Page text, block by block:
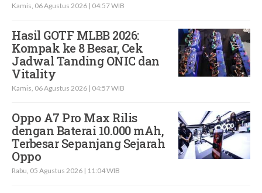
Kamis, 06 Agustus 2026 | 04:57 WIB
Hasil GOTF MLBB 2026:
Kompak ke 8 Besar, Cek
Jadwal Tanding ONIC dan
Vitality
Kamis, 06 Agustus 2026 | 04:57 WIB
Oppo A7 Pro Max Rilis
dengan Baterai 10.000 mAh,
Terbesar Sepanjang Sejarah
Oppo
Rabu, 05 Agustus 2026 | 11:04 WIB